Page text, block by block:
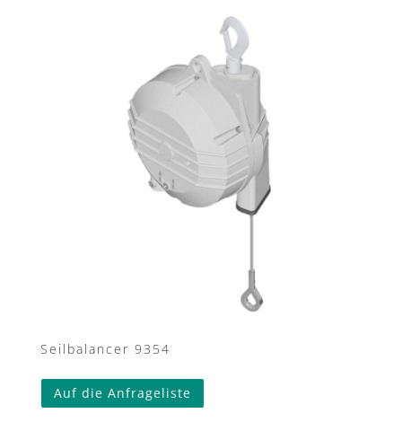
Seilbalancer 9354
Auf die Anfrageliste